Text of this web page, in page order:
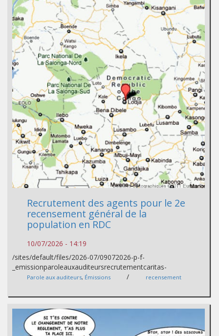
Recrutement des agents pour le 2e
recensement général de la
population en RDC
10/07/2026 - 14:19
/sites/default/files/2026-07/09072026-p-f-
_emissionparoleauxauditeursrecrutementcaritas-
Parole aux auditeurs, Émissions / recensement